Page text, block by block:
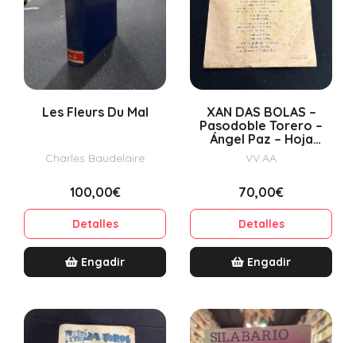
Les Fleurs Du Mal
Charles Baudelaire
100,00€
Detalles
Engadir
XAN DAS BOLAS –
Pasodoble Torero –
Ángel Paz – Hoja
publicitaria taurina –
La Coruña – Gráfico
VV.AA
70,00€
Detalles
Engadir